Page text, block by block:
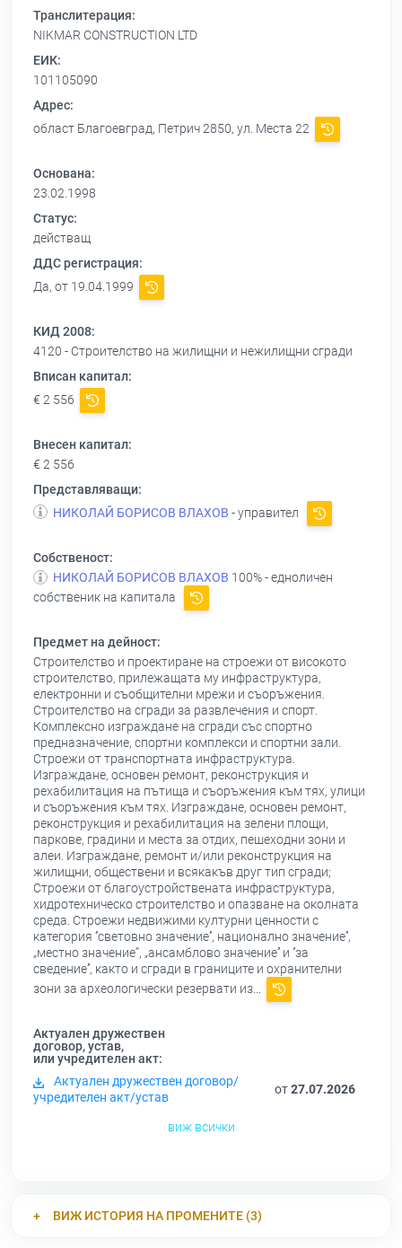
Транслитерация:
NIKMAR CONSTRUCTION LTD
ЕИК:
101105090
Адрес:
област Благоевград, Петрич 2850, ул. Места 22
Основана:
23.02.1998
Статус:
действащ
ДДС регистрация:
Да, от 19.04.1999
КИД 2008:
4120 - Строителство на жилищни и нежилищни сгради
Вписан капитал:
€ 2 556
Внесен капитал:
€ 2 556
Представляващи:
НИКОЛАЙ БОРИСОВ ВЛАХОВ - управител
Собственост:
НИКОЛАЙ БОРИСОВ ВЛАХОВ 100% - едноличен
собственик на капитала
Предмет на дейност:
Строителство и проектиране на строежи от високото
строителство, прилежащата му инфраструктура,
електронни и съобщителни мрежи и съоръжения.
Строителство на сгради за развлечения и спорт.
Комплексно изграждане на сгради със спортно
предназначение, спортни комплекси и спортни зали.
Строежи от транспортната инфраструктура.
Изграждане, основен ремонт, реконструкция и
рехабилитация на пътища и съоръжения към тях, улици
и съоръжения към тях. Изграждане, основен ремонт,
реконструкция и рехабилитация на зелени площи,
паркове, градини и места за отдих, пешеходни зони и
алеи. Изграждане, ремонт и/или реконструкция на
жилищни, обществени и всякакъв друг тип сгради;
Строежи от благоустройствената инфраструктура,
хидротехническо строителство и опазване на околната
среда. Строежи недвижими културни ценности с
категория ‘’световно значение’’, национално значение’’,
„местно значение”, „ансамблово значение’’ и ‘’за
сведение’’, както и сгради в границите и охранителни
зони за археологически резервати из...
Актуален дружествен
договор, устав,
или учредителен акт:
Актуален дружествен договор/
учредителен акт/устав
от27.07.2026
виж всички
ВИЖ ИСТОРИЯ НА ПРОМЕНИТЕ (3)